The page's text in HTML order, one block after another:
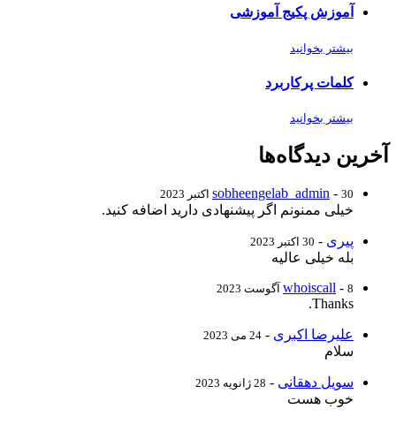
آموزش پکیج آموزشی
بیشتر بخوانید
کلمات پرکاربرد
بیشتر بخوانید
آخرین دیدگاه‌ها
sobheengelab_admin - 30 اکتبر 2023
خیلی ممنونم اگر پیشنهادی دارید اضافه کنید.
پیری - 30 اکتبر 2023
بله خیلی عالیه
whoiscall - 8 آگوست 2023
Thanks.
علیرضا اکبری - 24 می 2023
سلام
سویل دهقانی - 28 ژانویه 2023
خوب هست